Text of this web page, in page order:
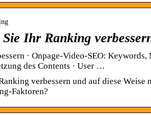
Ihr Ranking
· Onpage-Video-SEO: Keywords,
des Contents · User …
verbessern und auf diese Weise
Faktoren?